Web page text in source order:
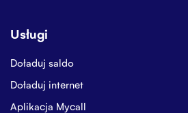
Usługi
Doładuj saldo
Doładuj internet
Aplikacja Mycall